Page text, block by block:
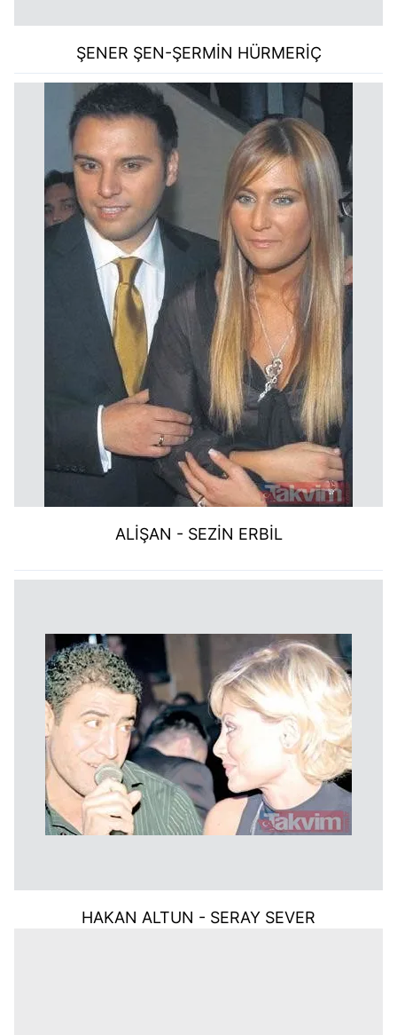
ŞENER ŞEN-ŞERMİN HÜRMERİÇ
ALİŞAN - SEZİN ERBİL
HAKAN ALTUN - SERAY SEVER